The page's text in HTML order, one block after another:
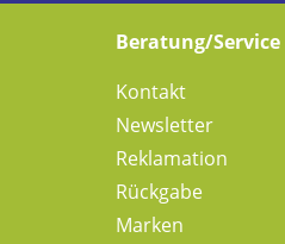
Beratung/Service
Kontakt
Newsletter
Reklamation
Rückgabe
Marken